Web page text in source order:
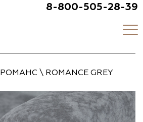
8-800-505-28-39
РОМАНС \ ROMANCE GREY